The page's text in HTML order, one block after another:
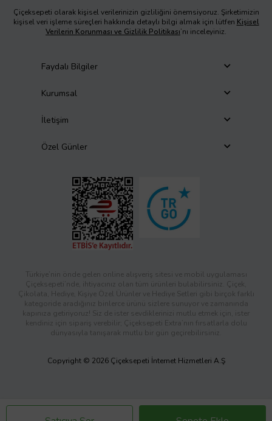
Çiçeksepeti olarak kişisel verilerinizin gizliliğini önemsiyoruz. Şirketimizin
kişisel veri işleme süreçleri hakkında detaylı bilgi almak için lütfen Kişisel
Verilerin Korunması ve Gizlilik Politikası’nı inceleyiniz.
Faydalı Bilgiler
Kurumsal
İletişim
Özel Günler
Türkiye’nin önde gelen online alışveriş sitesi ve mobil uygulaması
Çiçeksepeti’nde, ihtiyacınız olan tüm ürünleri bulabilirsiniz. Çiçek,
Çikolata, Hediye, Kişiye Özel Ürünler ve Hediye Setleri gibi birçok farklı
kategoride aradığınız binlerce ürünü sizlere sunuyor ve zamanında
kapınıza getiriyoruz! Siz de ister sevdiklerinizi mutlu etmek için, ister
kendiniz için sipariş verebilir; Çiçeksepeti Extra’nın fırsatlarla dolu
dünyasıyla tanışarak mutlu bir gün geçirebilirsiniz.
Copyright © 2026 Çiçeksepeti İnternet Hizmetleri A.Ş